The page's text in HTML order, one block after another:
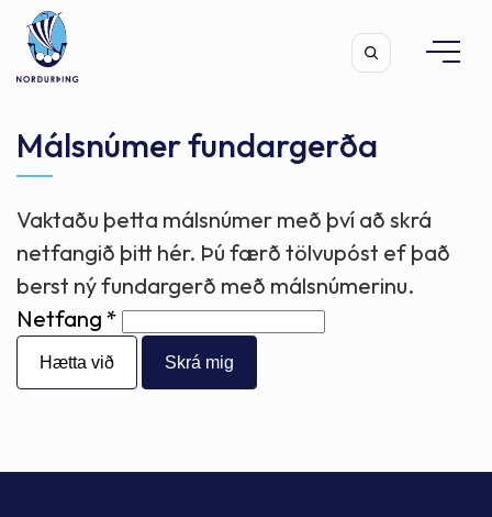
Leita
Málsnúmer fundargerða
Vaktaðu þetta málsnúmer með því að skrá
netfangið þitt hér. Þú færð tölvupóst ef það
berst ný fundargerð með málsnúmerinu.
Netfang
Hætta við